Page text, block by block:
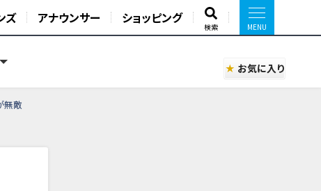
ズ アナウンサー ショッピング
検索
お気に入り
無敵